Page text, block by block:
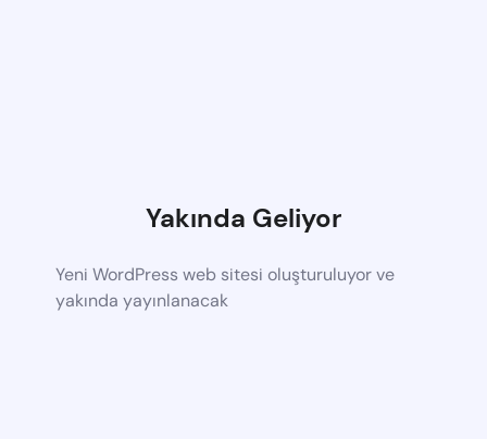
Yakında Geliyor
Yeni WordPress web sitesi oluşturuluyor ve
yakında yayınlanacak